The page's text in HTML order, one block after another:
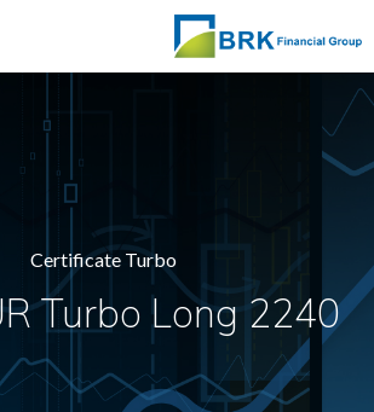
Certificate Turbo
Turbo Long 2240